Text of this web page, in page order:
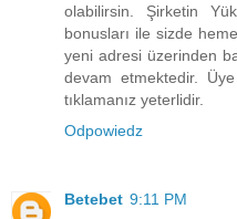
olabilirsin. Şirketin
bonusları ile sizde
yeni adresi üzerinden
devam etmektedir.
tıklamanız yeterlidir.
Odpowiedz
Betebet 9:11 PM